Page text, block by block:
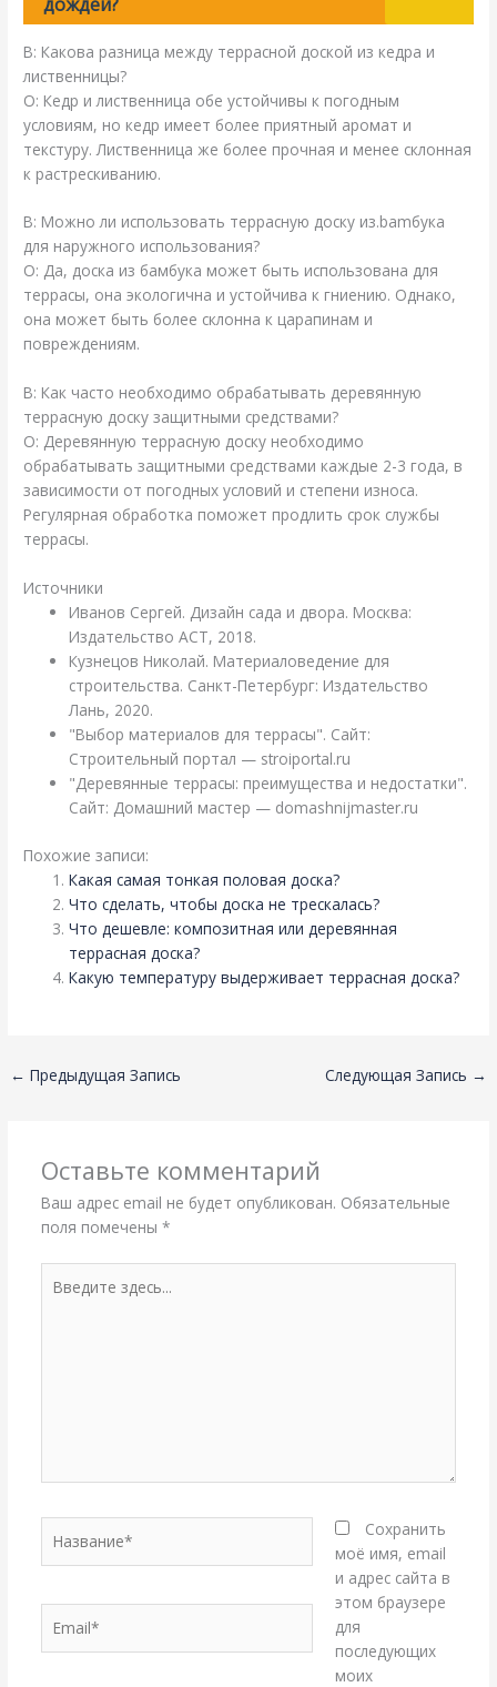
В: Какова разница между террасной доской из кедра и
лиственницы?
О: Кедр и лиственница обе устойчивы к погодным
условиям, но кедр имеет более приятный аромат и
текстуру. Лиственница же более прочная и менее склонная
к растрескиванию.
В: Можно ли использовать террасную доску из.bamбука
для наружного использования?
О: Да, доска из бамбука может быть использована для
террасы, она экологична и устойчива к гниению. Однако,
она может быть более склонна к царапинам и
повреждениям.
В: Как часто необходимо обрабатывать деревянную
террасную доску защитными средствами?
О: Деревянную террасную доску необходимо
обрабатывать защитными средствами каждые 2-3 года, в
зависимости от погодных условий и степени износа.
Регулярная обработка поможет продлить срок службы
террасы.
Источники
Иванов Сергей. Дизайн сада и двора. Москва:
Издательство АСТ, 2018.
Кузнецов Николай. Материаловедение для
строительства. Санкт-Петербург: Издательство
Лань, 2020.
"Выбор материалов для террасы". Сайт:
Строительный портал — stroiportal.ru
"Деревянные террасы: преимущества и недостатки".
Сайт: Домашний мастер — domashnijmaster.ru
Похожие записи:
Какая самая тонкая половая доска?
Что сделать, чтобы доска не трескалась?
Что дешевле: композитная или деревянная
террасная доска?
Какую температуру выдерживает террасная доска?
← Предыдущая Запись Следующая Запись →
Оставьте комментарий
Ваш адрес email не будет опубликован. Обязательные
поля помечены *
здесь...
Сохранить
моё имя, email
и адрес сайта в
этом браузере
для
последующих
моих